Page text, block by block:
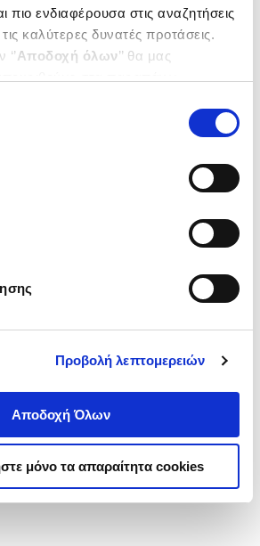
πιο ενδιαφέρουσα στις αναζητήσεις
καλύτερες δυνατές προτάσεις.
Αποδοχή όλων’’ θα μας
επιλέξετε από τα παρακάτω με την
΄΄και να ενημερωθείτε σχετικά με
Προβολή λεπτομερειών
Αποδοχή Όλων
μόνο τα απαραίτητα cookies